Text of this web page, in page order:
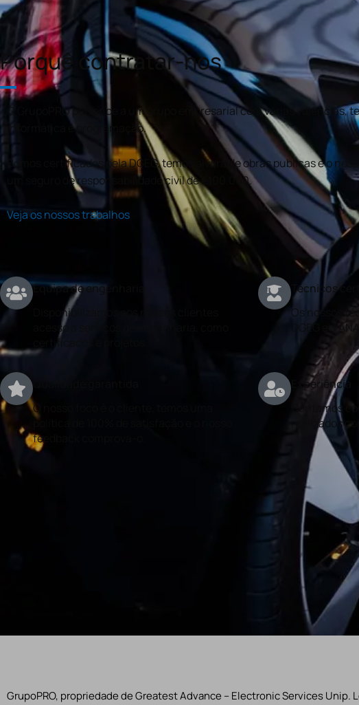
Porquê contratar-nos
O GrupoPRO pertence a um grupo empresarial com várias valências,
informática e programação.
Somos certificados pela DGEG, temos alvará de obras publicas e o
um seguro de responsabilidade civil de €100.000.
Veja os nossos trabalhos
Equipa de engenharia
Disponibilizamos aos nossos clientes
acesso a serviços de engenharia, como
certificados e projetos.
Técnicos
Os nossos
DGEG e a
O nosso foco é o cliente, temos uma
politica de 100% de satisfação e o nosso
feedback comprova-o.
Experiência
Contamos
realizados
GrupoPRO, propriedade de Greatest Advance – Electronic Services Unip.